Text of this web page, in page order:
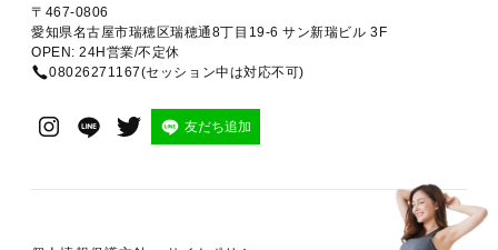
〒467-0806
愛知県名古屋市瑞穂区瑞穂通8丁目19-6 サン新瑞ビル 3F
OPEN: 24H営業/不定休
08026271167(セッション中は対応不可)
友だち追加